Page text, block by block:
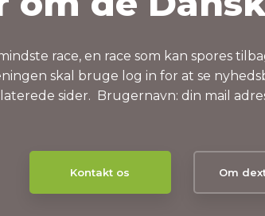
race, en race som kan spores
skal bruge log in for at se
sider. Brugernavn: din mail
Kontakt os Om